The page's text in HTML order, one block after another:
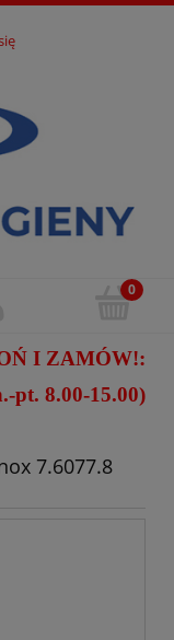
I ZAMÓW!:
pt. 8.00-15.00)
7.6077.8